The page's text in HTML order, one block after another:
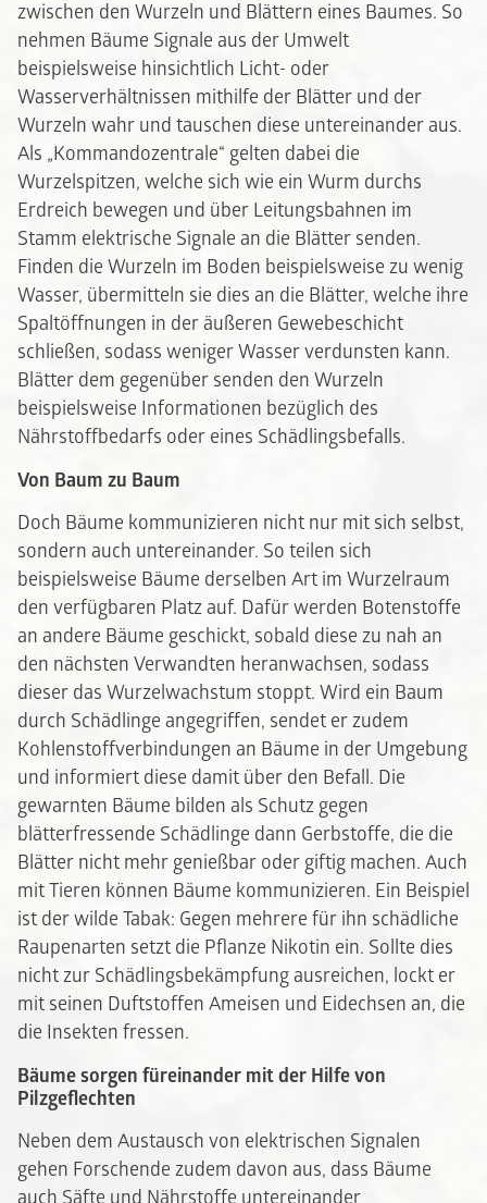
zwischen den Wurzeln und Blättern eines Baumes. So
nehmen Bäume Signale aus der Umwelt
beispielsweise hinsichtlich Licht- oder
Wasserverhältnissen mithilfe der Blätter und der
Wurzeln wahr und tauschen diese untereinander aus.
Als „Kommandozentrale“ gelten dabei die
Wurzelspitzen, welche sich wie ein Wurm durchs
Erdreich bewegen und über Leitungsbahnen im
Stamm elektrische Signale an die Blätter senden.
Finden die Wurzeln im Boden beispielsweise zu wenig
Wasser, übermitteln sie dies an die Blätter, welche ihre
Spaltöffnungen in der äußeren Gewebeschicht
schließen, sodass weniger Wasser verdunsten kann.
Blätter dem gegenüber senden den Wurzeln
beispielsweise Informationen bezüglich des
Nährstoffbedarfs oder eines Schädlingsbefalls.
Von Baum zu Baum
Doch Bäume kommunizieren nicht nur mit sich selbst,
sondern auch untereinander. So teilen sich
beispielsweise Bäume derselben Art im Wurzelraum
den verfügbaren Platz auf. Dafür werden Botenstoffe
an andere Bäume geschickt, sobald diese zu nah an
den nächsten Verwandten heranwachsen, sodass
dieser das Wurzelwachstum stoppt. Wird ein Baum
durch Schädlinge angegriffen, sendet er zudem
Kohlenstoffverbindungen an Bäume in der Umgebung
und informiert diese damit über den Befall. Die
gewarnten Bäume bilden als Schutz gegen
blätterfressende Schädlinge dann Gerbstoffe, die die
Blätter nicht mehr genießbar oder giftig machen. Auch
mit Tieren können Bäume kommunizieren. Ein Beispiel
ist der wilde Tabak: Gegen mehrere für ihn schädliche
Raupenarten setzt die Pflanze Nikotin ein. Sollte dies
nicht zur Schädlingsbekämpfung ausreichen, lockt er
mit seinen Duftstoffen Ameisen und Eidechsen an, die
die Insekten fressen.
Bäume sorgen füreinander mit der Hilfe von
Pilzgeflechten
Neben dem Austausch von elektrischen Signalen
gehen Forschende zudem davon aus, dass Bäume
auch Säfte und Nährstoffe untereinander